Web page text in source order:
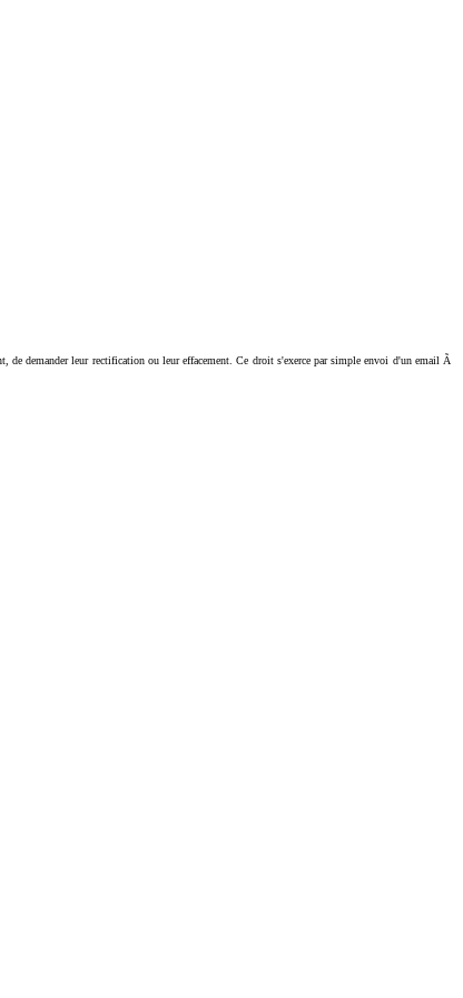
demander leur rectification ou leur effacement. Ce droit s'exerce par simple envoi d'un email Ã